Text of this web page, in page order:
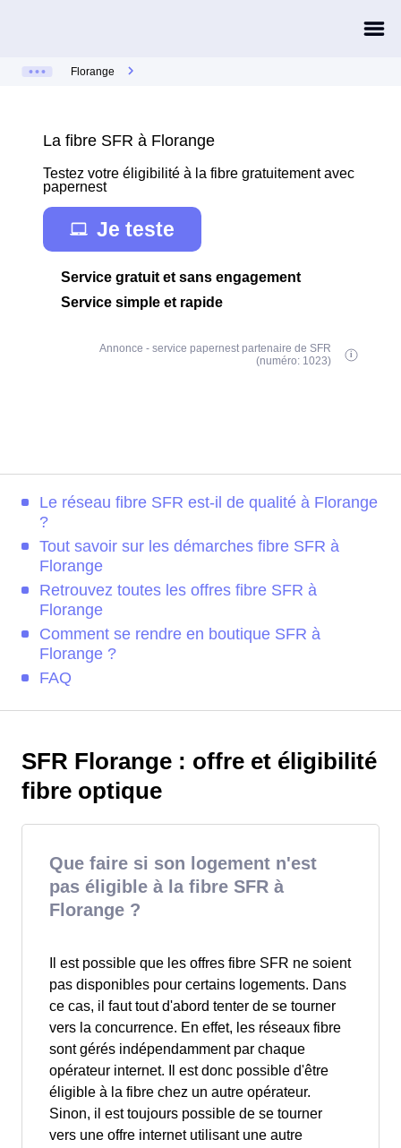
Florange
La fibre SFR à Florange
Testez votre éligibilité à la fibre gratuitement avec
papernest
Je teste
Service gratuit et sans engagement
Service simple et rapide
Annonce - service papernest partenaire de SFR
(numéro: 1023)
Le réseau fibre SFR est-il de qualité à Florange
?
Tout savoir sur les démarches fibre SFR à
Florange
Retrouvez toutes les offres fibre SFR à
Florange
Comment se rendre en boutique SFR à
Florange ?
FAQ
SFR Florange : offre et éligibilité
fibre optique
Que faire si son logement n'est
pas éligible à la fibre SFR à
Florange ?
Il est possible que les offres fibre SFR ne soient
pas disponibles pour certains logements. Dans
ce cas, il faut tout d'abord tenter de se tourner
vers la concurrence. En effet, les réseaux fibre
sont gérés indépendamment par chaque
opérateur internet. Il est donc possible d'être
éligible à la fibre chez un autre opérateur.
Sinon, il est toujours possible de se tourner
vers une offre internet utilisant une autre